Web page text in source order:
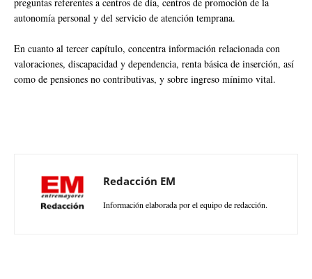
autonomía personal y del servicio de atención temprana.
En cuanto al tercer capítulo, concentra información relacionada con
valoraciones, discapacidad y dependencia, renta básica de inserción, así
como de pensiones no contributivas, y sobre ingreso mínimo vital.
Redacción EM
Información elaborada por el equipo de redacción.